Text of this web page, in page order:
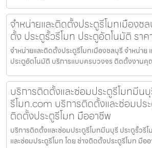
จำหน่ายและติดตั้งประตูรีโมทเมืองช
ตั้ง ประตูรั้วรีโมท ประตูอัตโนมัติ รา
จำหน่ายและติดตั้งประตูรีโมทเมืองชลบุรี จำหน่าย
ประตูอัตโนมัติ บริการแบบครบวงจร ติดตั้งงาน
บริการติดตั้งและซ่อมประตูรีโมทมีน
รีโมท.com บริการติดตั้งและซ่อมปร
ติดตั้งประตูรีโมท มืออาชีพ
บริการติดตั้งและซ่อมประตูรีโมทมีนบุรี ประตูรั้วรี
และซ่อมประตูรีโมท โดย ช่างติดตั้งประตูรีโมท มืออ